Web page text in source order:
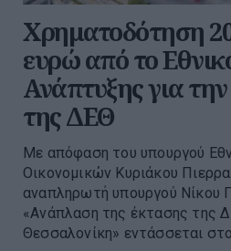
Χρηματοδότηση
ευρώ από το
Ανάπτυξης για
της ΔΕΘ
Με απόφαση του υπουργού
Οικονομικών Κυριάκου
αναπληρωτή υπουργού Νίκου
«Ανάπλαση της έκτασης της
Θεσσαλονίκη» εντάσσεται